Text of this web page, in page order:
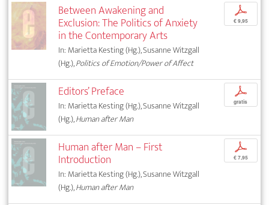
Between Awakening and
Exclusion: The Politics of Anxiety
in the Contemporary Arts
In: Marietta Kesting (Hg.), Susanne Witzgall
(Hg.),Politics of Emotion/Power of Affect
p
€ 9,95
Editors’ Preface
In: Marietta Kesting (Hg.), Susanne Witzgall
(Hg.),Human after Man
p
gratis
Human after Man – First
Introduction
In: Marietta Kesting (Hg.), Susanne Witzgall
(Hg.),Human after Man
p
€ 7,95